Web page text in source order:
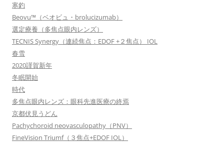
寒釣
Beovu™（ベオビュ・brolucizumab）
選定療養（多焦点眼内レンズ）
TECNIS Synergy（連続焦点：EDOF +２焦点） IOL
春雪
2020謹賀新年
冬眠開始
時代
多焦点眼内レンズ：眼科先進医療の終焉
京都伏見うどん
Pachychoroid neovasculopathy（PNV）
FineVision Triumf（３焦点+EDOF IOL）